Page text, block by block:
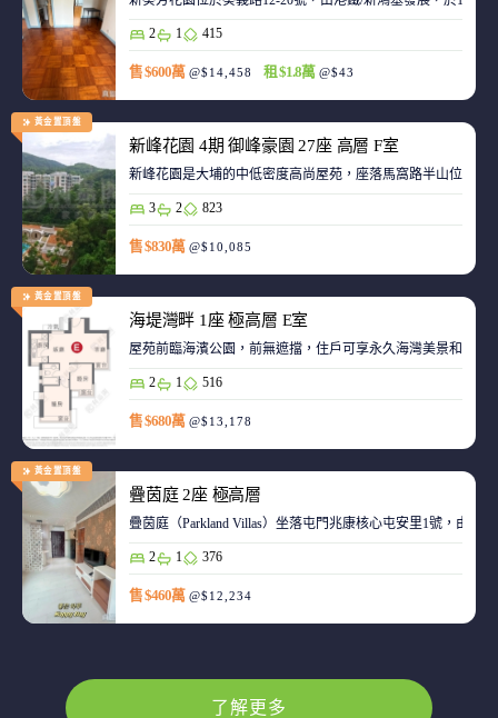
2 1 415
售 $600萬 @$14,458 租 $1.8萬 @$43
黃金置頂盤
新峰花園 4期 御峰豪園 27座 高層 F室
新峰花園是大埔的中低密度高尚屋苑，座落馬窩路半山位置
3 2 823
售 $830萬 @$10,085
黃金置頂盤
海堤灣畔 1座 極高層 E室
屋苑前臨海濱公園，前無遮擋，住戶可享永久海灣美景和赤
2 1 516
售 $680萬 @$13,178
黃金置頂盤
疊茵庭 2座 極高層
疊茵庭（Parkland Villas）坐落屯門兆康核心屯安里1號，由
2 1 376
售 $460萬 @$12,234
了解更多